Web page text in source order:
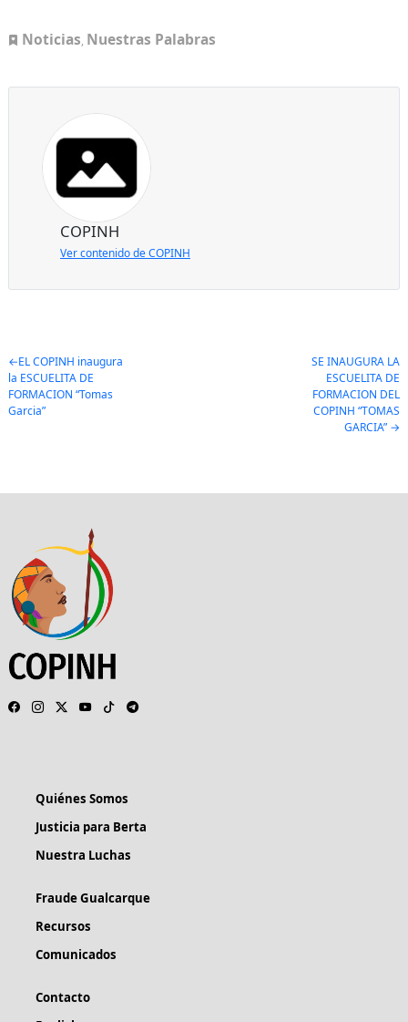
Noticias, Nuestras Palabras
COPINH
Ver contenido de COPINH
Post
navigation
EL COPINH inaugura
la ESCUELITA DE
FORMACION “Tomas
Garcia”
SE INAUGURA LA
ESCUELITA DE
FORMACION DEL
COPINH “TOMAS
GARCIA”
Quiénes Somos
Justicia para Berta
Nuestra Luchas
Fraude Gualcarque
Recursos
Comunicados
Contacto